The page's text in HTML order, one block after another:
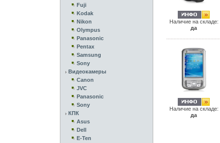
Fuji
Kodak
Nikon
Olympus
Panasonic
Pentax
Samsung
Sony
Видеокамеры
Canon
JVC
Panasonic
Sony
КПК
Asus
Dell
E-Ten
Наличие на складе:
да
Наличие на складе:
да